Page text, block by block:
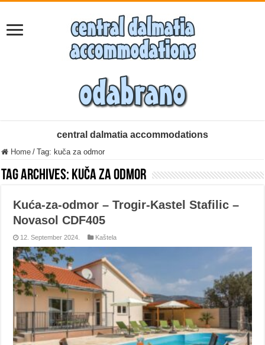
central dalmatia accommodations
Home / Tag: kuča za odmor
Tag Archives: kuča za odmor
Kuća-za-odmor – Trogir-Kastel Stafilic –
Novasol CDF405
12. September 2024. Kaštela